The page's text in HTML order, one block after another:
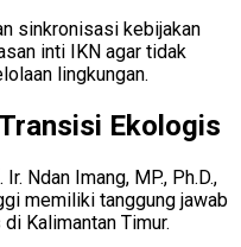
sinkronisasi kebijakan
inti IKN agar tidak
lingkungan.
Ekologis
Ndan Imang, MP., Ph.D.,
memiliki tanggung jawab
Kalimantan Timur.